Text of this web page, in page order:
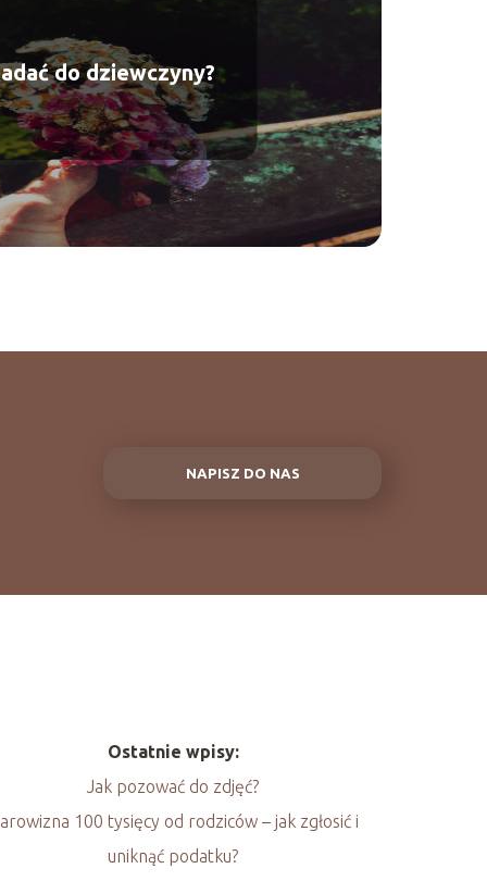
do dziewczyny?
NAPISZ DO NAS
Ostatnie wpisy:
Jak pozować do zdjęć?
100 tysięcy od rodziców – jak zgłosić i
uniknąć podatku?